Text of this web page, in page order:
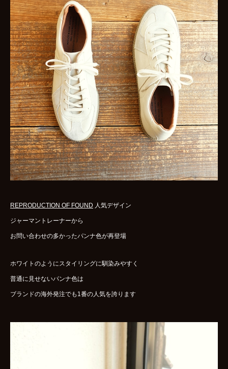
REPRODUCTION OF FOUND 人気デザイン
ジャーマントレーナーから
お問い合わせの多かったパンナ色が再登場
ホワイトのようにスタイリングに馴染みやすく
普通に見せないパンナ色は
ブランドの海外発注でも1番の人気を誇ります